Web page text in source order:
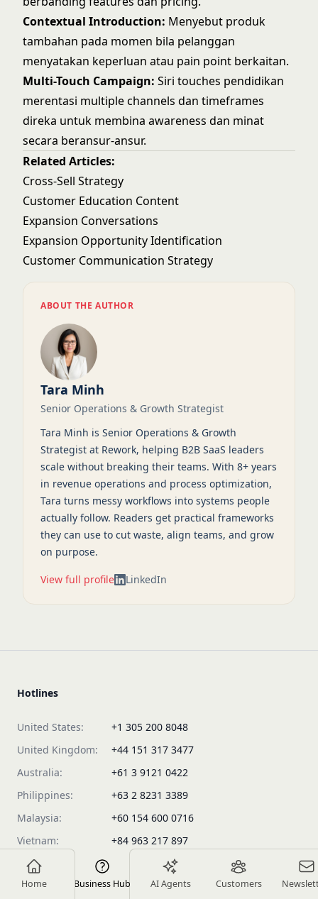
Home Business Hub AI Agents Customers
Contextual Introduction: Menyebut produk
tambahan pada momen bila pelanggan
menyatakan keperluan atau pain point berkaitan.
Multi-Touch Campaign: Siri touches pendidikan
merentasi multiple channels dan timeframes
direka untuk membina awareness dan minat
secara beransur-ansur.
Related Articles:
Cross-Sell Strategy
Customer Education Content
Expansion Conversations
Expansion Opportunity Identification
Customer Communication Strategy
ABOUT THE AUTHOR
Tara Minh
Senior Operations & Growth Strategist
Tara Minh is Senior Operations & Growth
Strategist at Rework, helping B2B SaaS leaders
scale without breaking their teams. With 8+ years
in revenue operations and process optimization,
Tara turns messy workflows into systems people
actually follow. Readers get practical frameworks
they can use to cut waste, align teams, and grow
on purpose.
View full profile LinkedIn
Hotlines
United States:
+1 305 200 8048
United Kingdom:
+44 151 317 3477
Australia:
+61 3 9121 0422
Philippines:
+63 2 8231 3389
Malaysia:
+60 154 600 0716
Vietnam:
+84 963 217 897
Singapore:
+65 3105 8413